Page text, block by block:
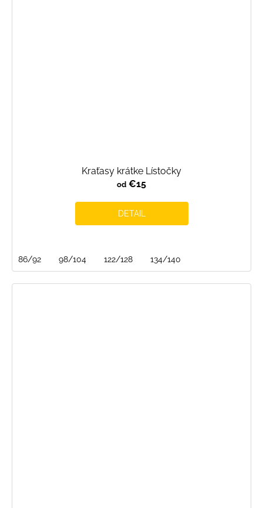
Kraťasy krátke Lístočky
od €15
DETAIL
86/92 98/104 122/128 134/140